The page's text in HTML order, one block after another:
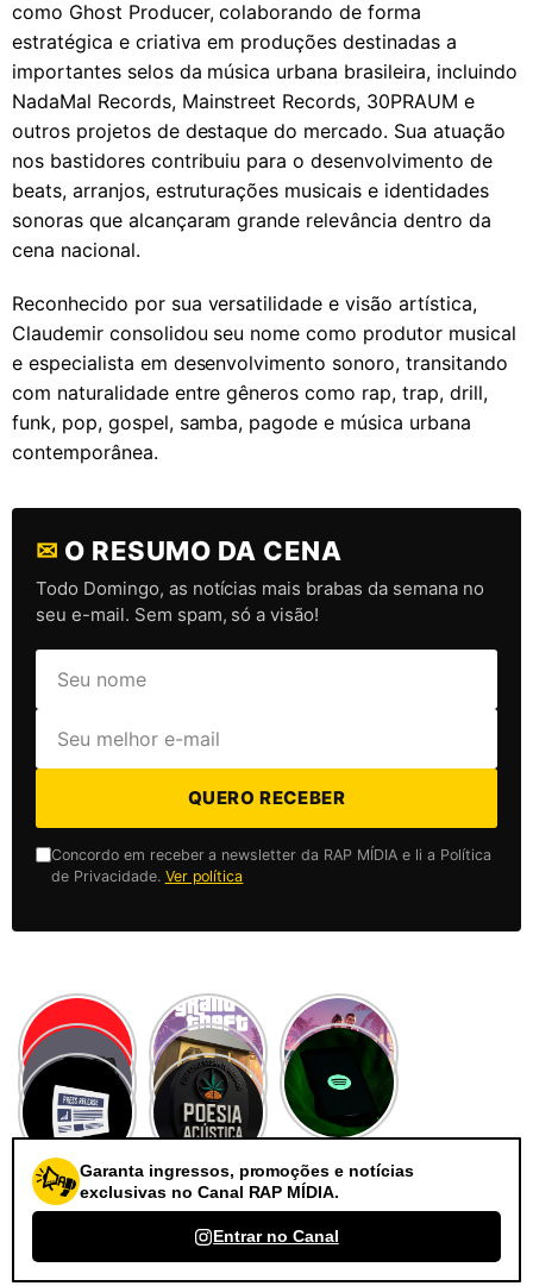
como Ghost Producer, colaborando de forma
estratégica e criativa em produções destinadas a
importantes selos da música urbana brasileira, incluindo
NadaMal Records, Mainstreet Records, 30PRAUM e
outros projetos de destaque do mercado. Sua atuação
nos bastidores contribuiu para o desenvolvimento de
beats, arranjos, estruturações musicais e identidades
sonoras que alcançaram grande relevância dentro da
cena nacional.
Reconhecido por sua versatilidade e visão artística,
Claudemir consolidou seu nome como produtor musical
e especialista em desenvolvimento sonoro, transitando
com naturalidade entre gêneros como rap, trap, drill,
funk, pop, gospel, samba, pagode e música urbana
contemporânea.
✉ O RESUMO DA CENA
Todo Domingo, as notícias mais brabas da semana no
seu e-mail. Sem spam, só a visão!
QUERO RECEBER
Concordo em receber a newsletter da RAP MÍDIA e li a Política
de Privacidade. Ver política
Garanta ingressos, promoções e notícias
exclusivas no Canal RAP MÍDIA.
Entrar no Canal